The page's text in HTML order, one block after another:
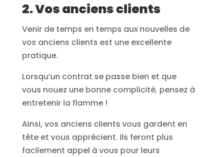
2. Vos anciens clients
Venir de temps en temps aux nouvelles de
vos anciens clients est une excellente
pratique.
Lorsqu’un contrat se passe bien et que
vous nouez une bonne complicité, pensez à
entretenir la flamme !
Ainsi, vos anciens clients vous gardent en
tête et vous apprécient. Ils feront plus
facilement appel à vous pour leurs